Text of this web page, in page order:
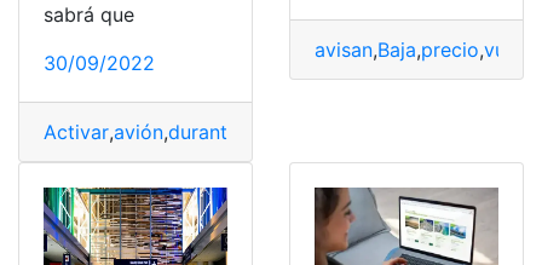
sabrá que
30/09/2022
Activar,avión,durante
avisan,Baja,precio,vuelo